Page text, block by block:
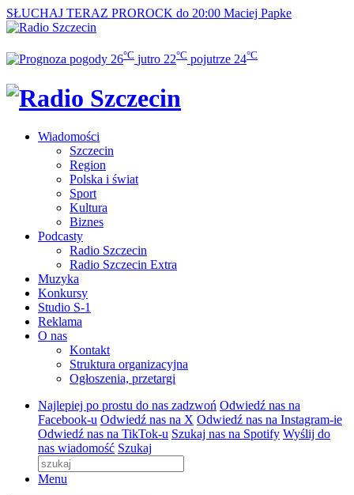
SŁUCHAJ TERAZ PROROCK do 20:00 Maciej Papke
26°C jutro 22°C pojutrze 24°C
Wiadomości
Szczecin
Region
Polska i świat
Sport
Kultura
Biznes
Podcasty
Radio Szczecin
Radio Szczecin Extra
Muzyka
Konkursy
Studio S-1
Reklama
O nas
Kontakt
Struktura organizacyjna
Ogłoszenia, przetargi
Najlepiej po prostu do nas zadzwoń Odwiedź nas na
Facebook-u Odwiedź nas na X Odwiedź nas na Instagram-ie
Odwiedź nas na TikTok-u Szukaj nas na Spotify Wyślij do
nas wiadomość Szukaj
Menu